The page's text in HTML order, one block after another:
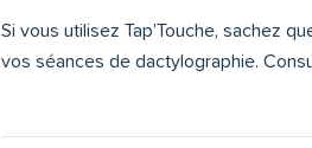
Si vous utilisez Tap’Touche, sachez
vos séances de dactylographie.